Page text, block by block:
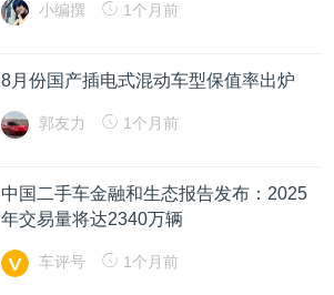
小编撰 1个月前
8月份国产插电式混动车型保值率出炉
郭友力 1个月前
中国二手车金融和生态报告发布：2025
年交易量将达2340万辆
车评号 1个月前